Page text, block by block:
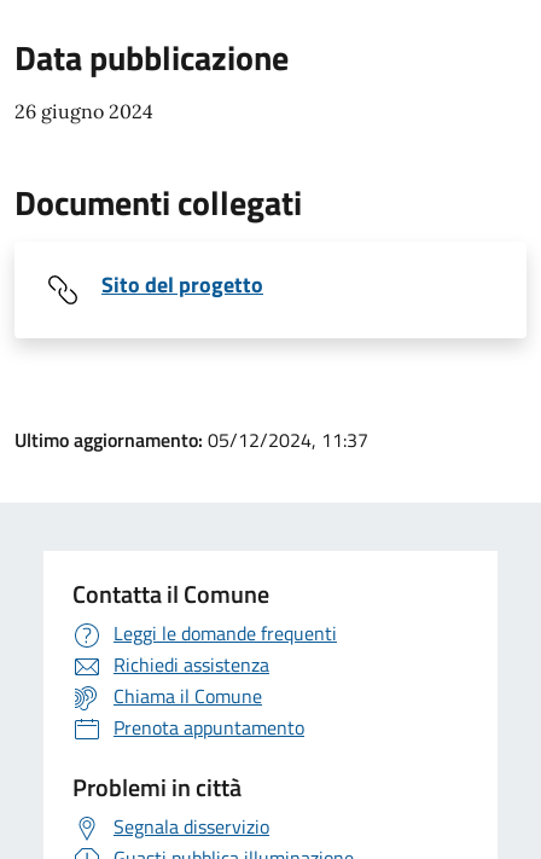
Data pubblicazione
26 giugno 2024
Documenti collegati
Sito del progetto
Ultimo aggiornamento: 05/12/2024, 11:37
Contatta il Comune
Leggi le domande frequenti
Richiedi assistenza
Chiama il Comune
Prenota appuntamento
Problemi in città
Segnala disservizio